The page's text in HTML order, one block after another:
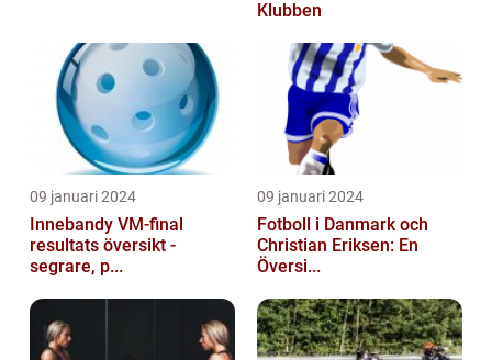
Klubben
09 januari 2024
Innebandy VM-final
resultats översikt -
segrare, p...
09 januari 2024
Fotboll i Danmark och
Christian Eriksen: En
Översi...